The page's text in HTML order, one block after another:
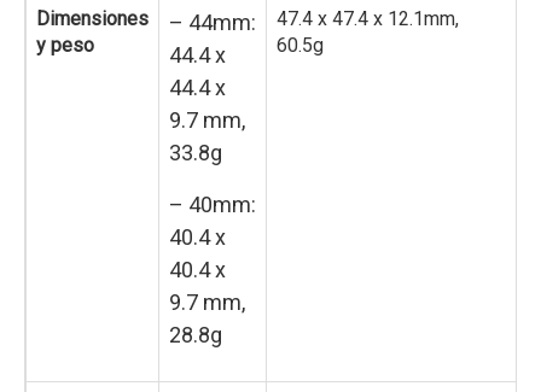
Dimensiones
y peso
– 44mm:
44.4 x
44.4 x
9.7 mm,
33.8g
– 40mm:
40.4 x
40.4 x
9.7 mm,
28.8g
47.4 x 47.4 x 12.1mm,
60.5g